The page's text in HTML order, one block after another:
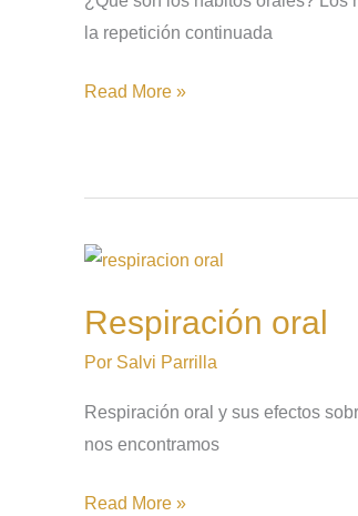
la repetición continuada
Read More »
Respiración oral
Por Salvi Parrilla
Respiración oral y sus efectos
nos encontramos
Respiración
Read More »